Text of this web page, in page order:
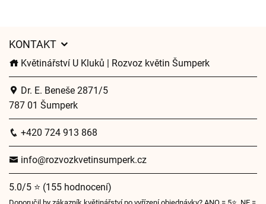
KONTAKT
Květinářství U Kluků | Rozvoz květin Šumperk
Dr. E. Beneše 2871/5
787 01 Šumperk
+420 724 913 868
info@rozvozkvetinsumperk.cz
5.0/5 ⭐ (155 hodnocení)